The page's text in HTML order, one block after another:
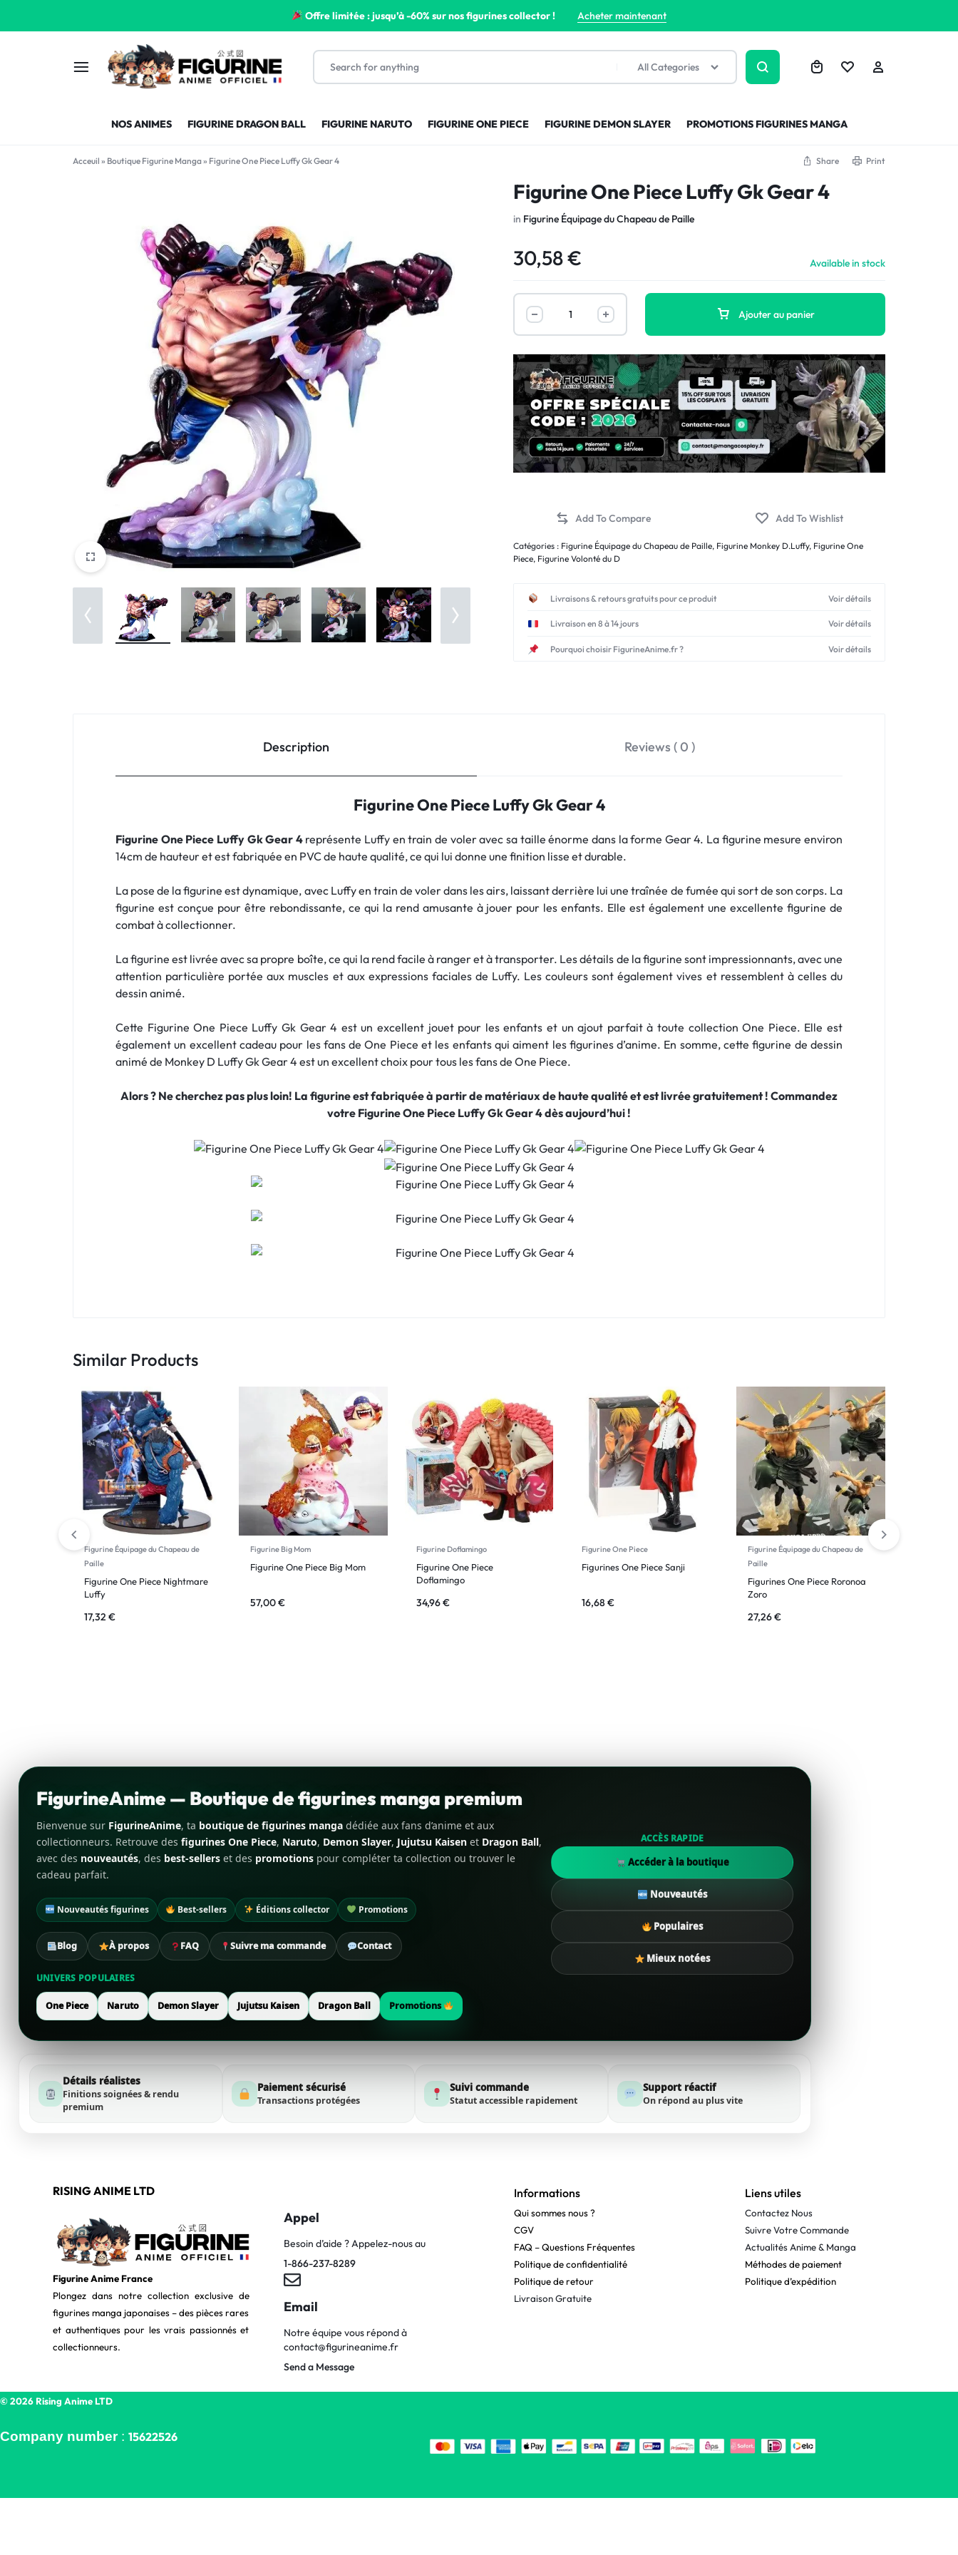
Offre limitée : jusqu’à -60% sur nos figurines collector ! Acheter maintenant
FRANCE
FRANCE
All Categories
NOS ANIMES FIGURINE DRAGON BALL FIGURINE NARUTO FIGURINE ONE PIECE FIGURINE DEMON SLAYER PROMOTIONS FIGURINES MANGA
Acceuil » Boutique Figurine Manga» Figurine One Piece Luffy Gk Gear 4 Share Print
Figurine One Piece Luffy Gk Gear 4
in Figurine Équipage du Chapeau de Paille
30,58€ Available in stock
Ajouter au panier
Catégories : Figurine Équipage du Chapeau de Paille, Figurine Monkey D.Luffy, Figurine One
Piece, Figurine Volonté du D
Livraisons & retours gratuits pour ce produit Voir détails
Livraison en 8 à 14 jours Voir détails
Pourquoi choisir FigurineAnime.fr ? Voir détails
Description Reviews ( 0 )
Figurine One Piece Luffy Gk Gear 4
Figurine One Piece Luffy Gk Gear 4 représente Luffy en train de voler avec sa taille énorme dans la forme Gear 4. La figurine mesure environ
14cm de hauteur et est fabriquée en PVC de haute qualité, ce qui lui donne une finition lisse et durable.
La pose de la figurine est dynamique, avec Luffy en train de voler dans les airs, laissant derrière lui une traînée de fumée qui sort de son corps. La
figurine est conçue pour être rebondissante, ce qui la rend amusante à jouer pour les enfants. Elle est également une excellente figurine de
combat à collectionner.
La figurine est livrée avec sa propre boîte, ce qui la rend facile à ranger et à transporter. Les détails de la figurine sont impressionnants, avec une
attention particulière portée aux muscles et aux expressions faciales de Luffy. Les couleurs sont également vives et ressemblent à celles du
dessin animé.
Cette Figurine One Piece Luffy Gk Gear 4 est un excellent jouet pour les enfants et un ajout parfait à toute collection One Piece. Elle est
également un excellent cadeau pour les fans de One Piece et les enfants qui aiment les figurines d’anime. En somme, cette figurine de dessin
animé de Monkey D Luffy Gk Gear 4 est un excellent choix pour tous les fans de One Piece.
Alors ? Ne cherchez pas plus loin! La figurine est fabriquée à partir de matériaux de haute qualité et est livrée gratuitement ! Commandez
votre Figurine One Piece Luffy Gk Gear 4 dès aujourd’hui !
Similar Products
Figurine Équipage du Chapeau de
Paille
Figurine One Piece Nightmare
Luffy
17,32 €
Figurine Big Mom
Figurine One Piece Big Mom
57,00€
Figurine Doflamingo
Figurine One Piece
Doflamingo
34,96€
Figurine One Piece
Figurines One Piece Sanji
16,68€
Figurine Équipage du Chapeau de
Paille
Figurines One Piece Roronoa
Zoro
27,26€
FigurineAnime — Boutique de figurines manga premium
Bienvenue sur FigurineAnime, ta boutique de figurines manga dédiée aux fans d’anime et aux
collectionneurs. Retrouve des figurines One Piece, Naruto, Demon Slayer, Jujutsu Kaisen et Dragon Ball,
avec des nouveautés, des best-sellers et des promotions pour compléter ta collection ou trouver le
cadeau parfait.
Nouveautés figurines Best-sellers Éditions collector Promotions
Blog À propos FAQ Suivre ma commande Contact
UNIVERS POPULAIRES
One Piece Naruto Demon Slayer Jujutsu Kaisen Dragon Ball Promotions
ACCÈS RAPIDE
Accéder à la boutique
Nouveautés
Populaires
Mieux notées
Détails réalistes
Finitions soignées & rendu
premium
Paiement sécurisé
Transactions protégées
Suivi commande
Statut accessible rapidement
Support réactif
On répond au plus vite
RISING ANIME LTD
Figurine Anime France
Plongez dans notre collection exclusive de
figurines manga japonaises – des pièces rares
et authentiques pour les vrais passionnés et
collectionneurs.
Appel
Besoin d’aide ? Appelez-nous au
1-866-237-8289
Email
Notre équipe vous répond à
contact@figurineanime.fr
Send a Message
Informations
Qui sommes nous ?
CGV
FAQ – Questions Fréquentes
Politique de confidentialité
Politique de retour
Livraison Gratuite
Liens utiles
Contactez Nous
Suivre Votre Commande
Actualités Anime & Manga
Méthodes de paiement
Politique d’expédition
© 2026 Rising Anime LTD
Company number: 15622526